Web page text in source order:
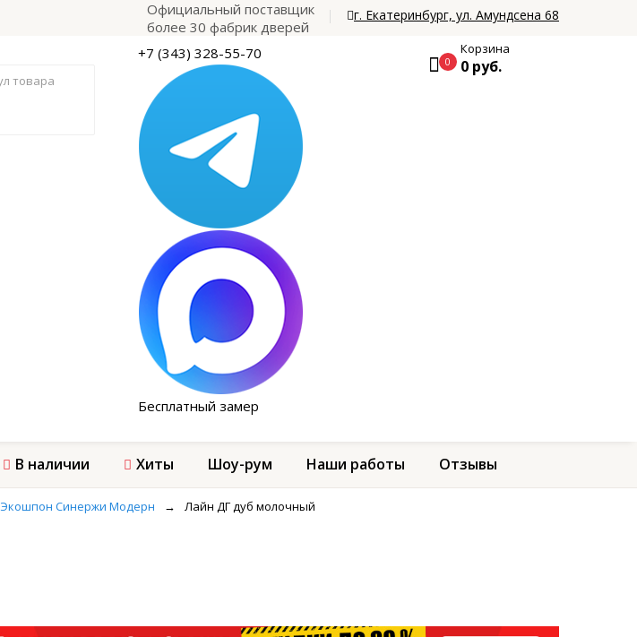
Официальный поставщик
более 30 фабрик дверей
г. Екатеринбург, ул. Амундсена 68
+7 (343) 328-55-70
Бесплатный замер
0
Корзина
0 руб.
В наличии Хиты Шоу-рум Наши работы Отзывы
Экошпон Синержи Модерн → Лайн ДГ дуб молочный